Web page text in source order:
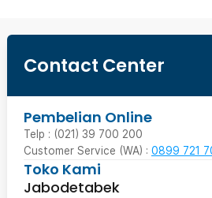
Contact Center
Pembelian Online
Telp : (021) 39 700 200
Customer Service (WA) : 0899 721
Toko Kami
Jabodetabek